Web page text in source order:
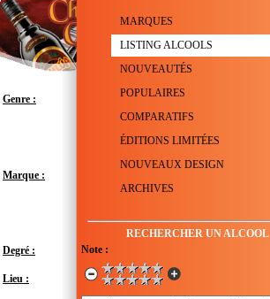
MARQUES
LISTING ALCOOLS
NOUVEAUTÉS
POPULAIRES
COMPARATIFS
ÉDITIONS LIMITÉES
NOUVEAUX DESIGN
ARCHIVES
RECHERCHER UN ALCOOL
Note :
Genre : Liqueur au Chocolat et au Piment
Marque :
Degré :
Lieu : Mexique